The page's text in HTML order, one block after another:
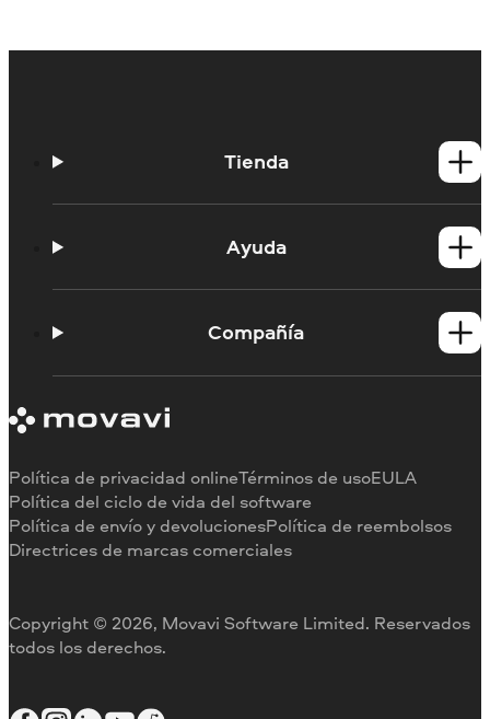
Tienda
Productos para MacAyuda
Portal de aprendizaje
Limitaciones de la versión de prueba
Reembolso
Compañía
Testimonios
Por qué elegirnos
Para el trabajo
Copyright © 2026, Movavi Software Limited. Reservados
todos los derechos.
Política de privacidad onlineTérminos de usoEULA
Política del ciclo de vida del software
Política de envío y devolucionesPolítica de reembolsos
Directrices de marcas comerciales